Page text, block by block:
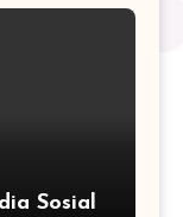
Sosial